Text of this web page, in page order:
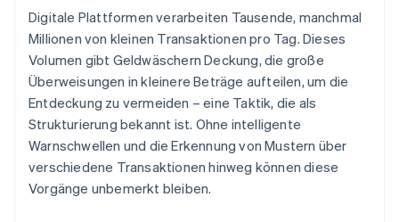
Digitale Plattformen verarbeiten Tausende, manchmal
Millionen von kleinen Transaktionen pro Tag. Dieses
Volumen gibt Geldwäschern Deckung, die große
Überweisungen in kleinere Beträge aufteilen, um die
Entdeckung zu vermeiden – eine Taktik, die als
Strukturierung bekannt ist. Ohne intelligente
Warnschwellen und die Erkennung von Mustern über
verschiedene Transaktionen hinweg können diese
Vorgänge unbemerkt bleiben.